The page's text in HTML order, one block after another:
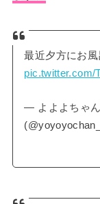
最近夕方にお
pic.twitter.com/
— よよよちゃん